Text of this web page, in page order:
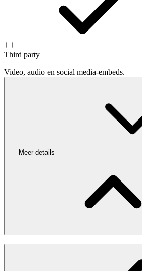
Third party
Video, audio en social media-embeds.
Meer details